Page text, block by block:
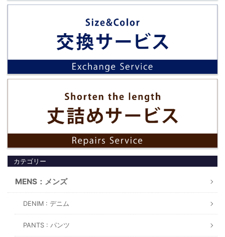
カテゴリー
MENS：メンズ
DENIM : デニム
PANTS : パンツ